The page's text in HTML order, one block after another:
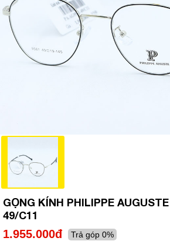
GỌNG KÍNH PHILIPPE
49/C11
1.955.000đ
Trả góp 0%